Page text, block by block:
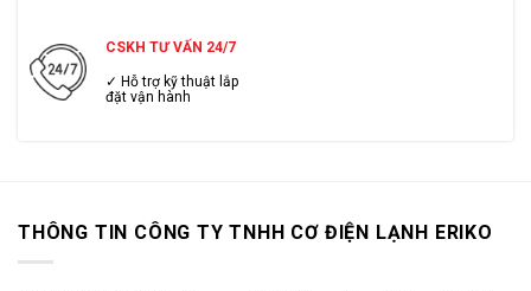
CSKH TƯ VẤN 24/7
✓ Hỗ trợ kỹ thuật lắp
đặt vận hành
THÔNG TIN CÔNG TY TNHH CƠ ĐIỆN LẠNH ERIKO